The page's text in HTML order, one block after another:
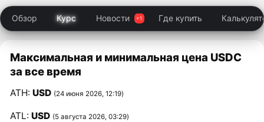
Обзор Курс Новости Где купить
Максимальная и минимальная цена USDC
за все время
ATH:USD (24 июня 2026, 12:19)
ATL:USD (5 августа 2026, 03:29)